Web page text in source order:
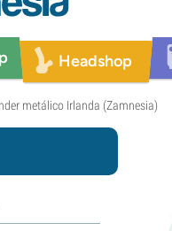
Headshop
metálico Irlanda (Zamnesia)